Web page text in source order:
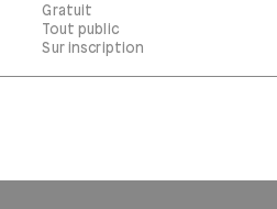
Gratuit
Tout public
Sur inscription